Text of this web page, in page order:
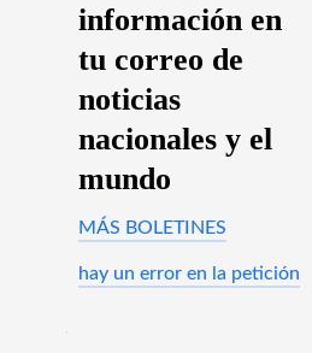
información en
tu correo de
noticias
nacionales y el
mundo
MÁS BOLETINES
hay un error en la petición